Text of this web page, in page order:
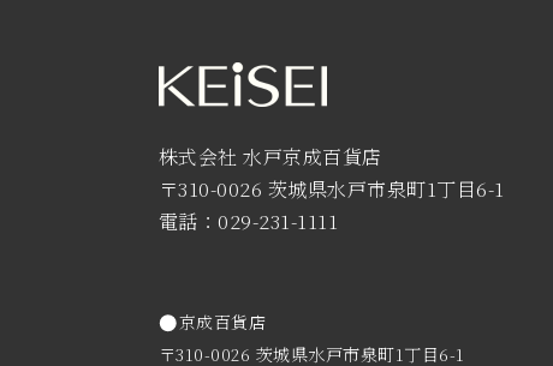
株式会社 水戸京成百貨店
〒310-0026 茨城県水戸市泉町1丁目6-1
電話：029-231-1111
京成百貨店
〒310-0026 茨城県水戸市泉町1丁目6-1